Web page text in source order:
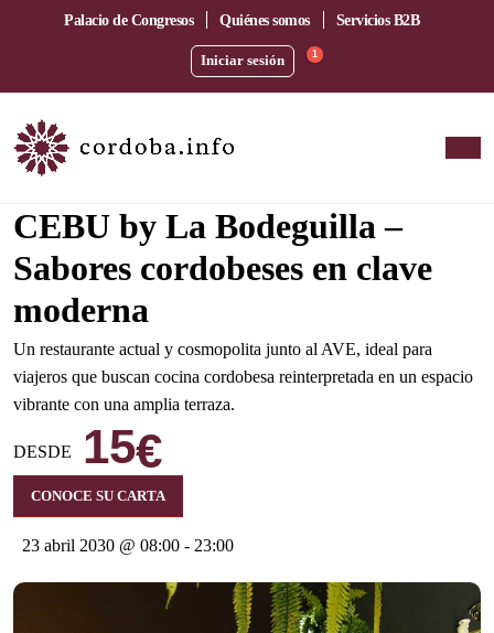
Palacio de Congresos Quiénes somos Servicios B2B
Iniciar sesión 1
CEBU by La Bodeguilla –
Sabores cordobeses en clave
moderna
Un restaurante actual y cosmopolita junto al AVE, ideal para
viajeros que buscan cocina cordobesa reinterpretada en un espacio
vibrante con una amplia terraza.
DESDE 15€
CONOCE SU CARTA
23 abril 2030 @ 08:00 - 23:00